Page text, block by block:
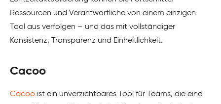
Ressourcen und Verantwortliche von einem einzigen
Tool aus verfolgen – und das mit vollständiger
Konsistenz, Transparenz und Einheitlichkeit.
Cacoo
Cacoo ist ein unverzichtbares Tool für Teams, die eine